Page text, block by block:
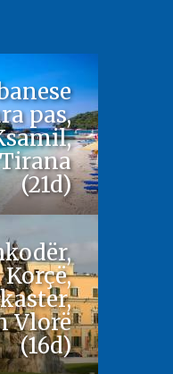
pas,
(21d)
Vlorë
(16d)